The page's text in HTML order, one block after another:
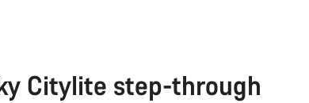
Citylite step-through